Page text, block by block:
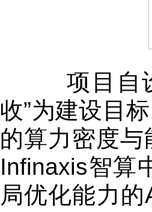
项目自设
收”为建设目
的算力密度
Infinaxis智算
局优化能力